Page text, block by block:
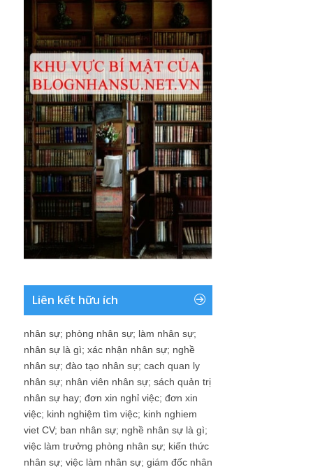
Liên kết hữu ích
nhân sự; phòng nhân sự; làm nhân sự;
nhân sự là gì; xác nhận nhân sự; nghề
nhân sự; đào tạo nhân sự; cach quan ly
nhân sự; nhân viên nhân sự; sách quản trị
nhân sự hay; đơn xin nghỉ việc; đơn xin
việc; kinh nghiệm tìm việc; kinh nghiem
viet CV; ban nhân sự; nghề nhân sự là gì;
việc làm trưởng phòng nhân sự; kiến thức
nhân sự; việc làm nhân sự; giám đốc nhân